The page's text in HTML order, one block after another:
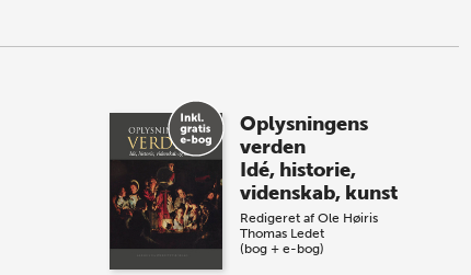
Oplysningens
verden
Idé, historie,
videnskab, kunst
Redigeret afOle Høiris
Thomas Ledet
(bog + e-bog)